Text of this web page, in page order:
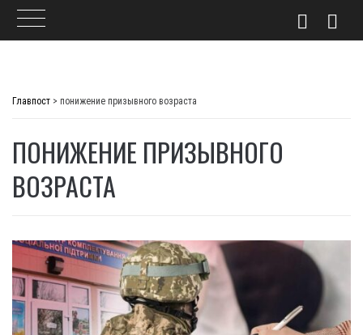
Главпост > понижение призывного возраста
ПОНИЖЕНИЕ ПРИЗЫВНОГО
ВОЗРАСТА